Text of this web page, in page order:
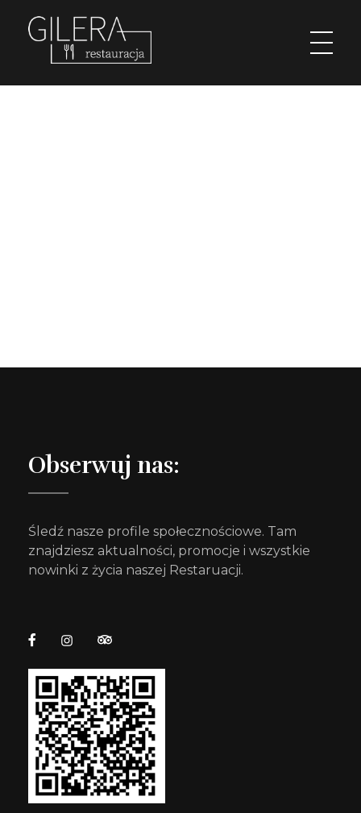
Obserwuj nas:
Śledź nasze profile społecznościowe. Tam
znajdziesz aktualności, promocje i wszystkie
nowinki z życia naszej Restaruacji.